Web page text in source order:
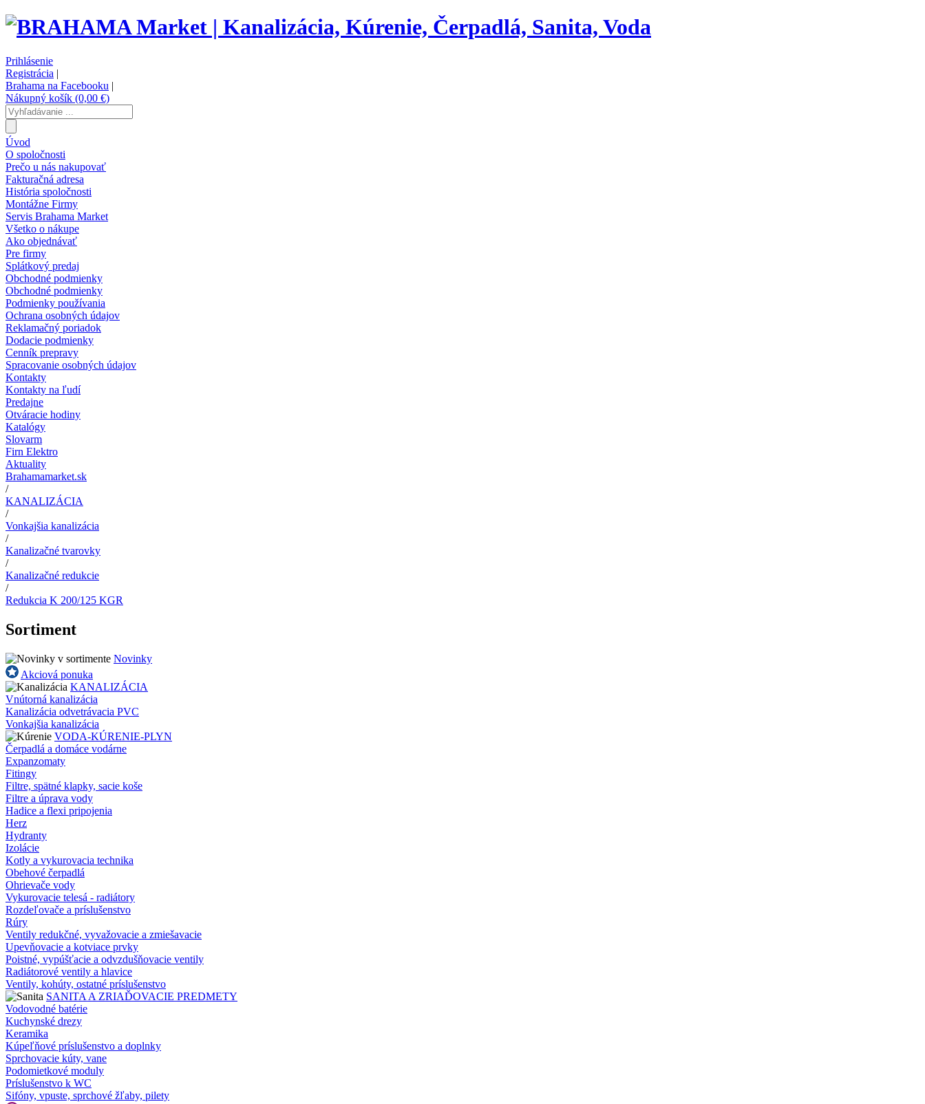
Prihlásenie
Registrácia |
Brahama na Facebooku |
Nákupný košík (0,00 €)
Úvod
O spoločnosti
Prečo u nás nakupovať
Fakturačná adresa
História spoločnosti
Montážne Firmy
Servis Brahama Market
Všetko o nákupe
Ako objednávať
Pre firmy
Splátkový predaj
Obchodné podmienky
Obchodné podmienky
Podmienky používania
Ochrana osobných údajov
Reklamačný poriadok
Dodacie podmienky
Cenník prepravy
Spracovanie osobných údajov
Kontakty
Kontakty na ľudí
Predajne
Otváracie hodiny
Katalógy
Slovarm
Firn Elektro
Aktuality
Brahamamarket.sk
/
KANALIZÁCIA
/
Vonkajšia kanalizácia
/
Kanalizačné tvarovky
/
Kanalizačné redukcie
/
Redukcia K 200/125 KGR
Sortiment
Novinky
Akciová ponuka
KANALIZÁCIA
Vnútorná kanalizácia
Kanalizácia odvetrávacia PVC
Vonkajšia kanalizácia
VODA-KÚRENIE-PLYN
Čerpadlá a domáce vodárne
Expanzomaty
Fitingy
Filtre, spätné klapky, sacie koše
Filtre a úprava vody
Hadice a flexi pripojenia
Herz
Hydranty
Izolácie
Kotly a vykurovacia technika
Obehové čerpadlá
Ohrievače vody
Vykurovacie telesá - radiátory
Rozdeľovače a príslušenstvo
Rúry
Ventily redukčné, vyvažovacie a zmiešavacie
Upevňovacie a kotviace prvky
Poistné, vypúšťacie a odvzdušňovacie ventily
Radiátorové ventily a hlavice
Ventily, kohúty, ostatné príslušenstvo
SANITA A ZRIAĎOVACIE PREDMETY
Vodovodné batérie
Kuchynské drezy
Keramika
Kúpeľňové príslušenstvo a doplnky
Sprchovacie kúty, vane
Podomietkové moduly
Príslušenstvo k WC
Sifóny, vpuste, sprchové žľaby, pilety